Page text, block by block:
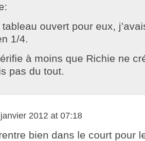
ouvert pour eux,
1/4.
à moins que Richie ne
pas du tout.
2012 at 07:18
bien dans le court pour